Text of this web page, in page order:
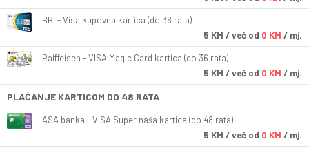
BBI - Visa kupovna kartica (do 36 rata)
5 KM / već od 0 KM / mj.
Raiffeisen - VISA Magic Card kartica (do 36 rata)
5 KM / već od 0 KM / mj.
PLAĆANJE KARTICOM DO 48 RATA
ASA banka - VISA Super naša kartica (do 48 rata)
5 KM / već od 0 KM / mj.